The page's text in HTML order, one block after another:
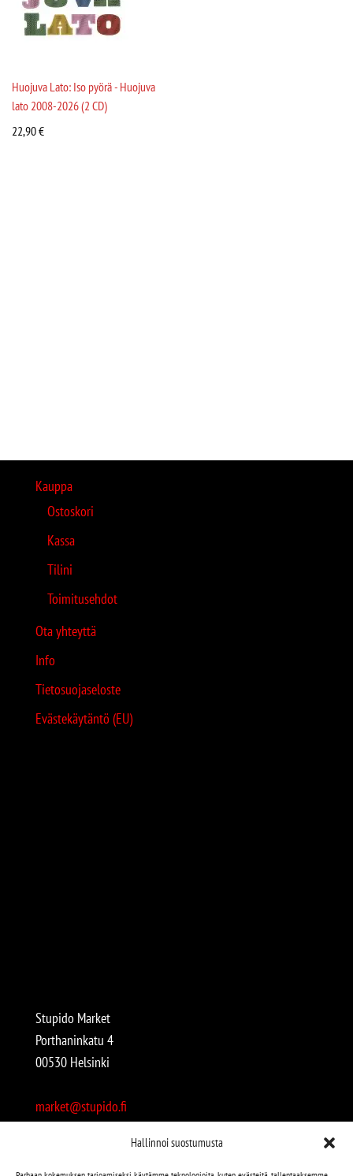
Hallinnoi suostumusta
Huojuva Lato: Iso pyörä - Huojuva
lato 2008-2026 (2 CD)
22,90€
Kauppa
Ostoskori
Kassa
Tilini
Toimitusehdot
Ota yhteyttä
Info
Tietosuojaseloste
Evästekäytäntö (EU)
Stupido Market
Porthaninkatu 4
00530 Helsinki
market@stupido.fi
+358 50 4708664
Avoinna: